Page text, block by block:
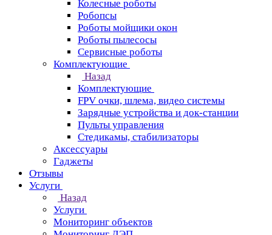
Колесные роботы
Робопсы
Роботы мойщики окон
Роботы пылесосы
Сервисные роботы
Комплектующие
Назад
Комплектующие
FPV очки, шлема, видео системы
Зарядные устройства и док-станции
Пульты управления
Стедикамы, стабилизаторы
Аксессуары
Гаджеты
Отзывы
Услуги
Назад
Услуги
Мониторинг объектов